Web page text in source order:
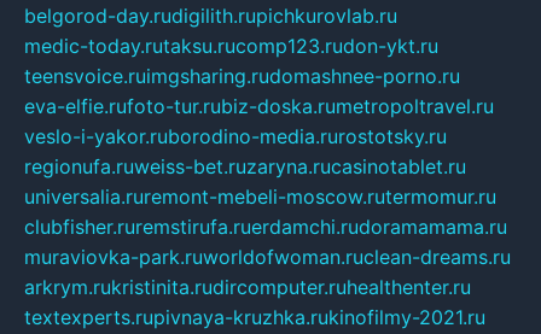
belgorod-day.rudigilith.rupichkurovlab.ru
medic-today.rutaksu.rucomp123.rudon-ykt.ru
teensvoice.ruimgsharing.rudomashnee-porno.ru
eva-elfie.rufoto-tur.rubiz-doska.rumetropoltravel.ru
veslo-i-yakor.ruborodino-media.rurostotsky.ru
regionufa.ruweiss-bet.ruzaryna.rucasinotablet.ru
universalia.ruremont-mebeli-moscow.rutermomur.ru
clubfisher.ruremstirufa.ruerdamchi.rudoramamama.ru
muraviovka-park.ruworldofwoman.ruclean-dreams.ru
arkrym.rukristinita.rudircomputer.ruhealthenter.ru
textexperts.rupivnaya-kruzhka.rukinofilmy-2021.ru